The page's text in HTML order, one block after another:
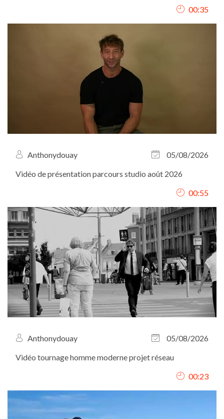
00:35
Anthonydouay
05/08/2026
Vidéo de présentation parcours studio août 2026
00:55
Anthonydouay
05/08/2026
Vidéo tournage homme moderne projet réseau
00:23